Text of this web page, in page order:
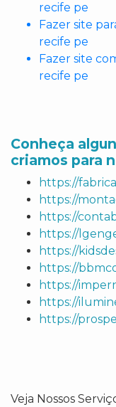
recife pe
Fazer site
recife pe
Fazer site
recife pe
Conheça
criamos para
https://
https://
https://
https://
https://
https://
https://
https://
https://
Veja Nossos